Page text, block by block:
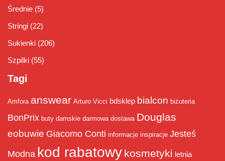
Średnie (5)
Stringi (22)
Sukienki (206)
Szpilki (55)
Tagi
Amfora answear Arturo Vicci bdsklep bialcon biżuteria
BonPrix buty damskie darmowa dostawa Douglas
eobuwie Giacomo Conti informacje inspiracje Jesteś
Modna kod rabatowy kosmetyki letnia